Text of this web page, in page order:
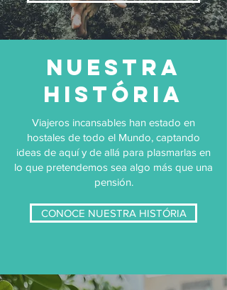
NUESTRA
HISTÓRIA
Viajeros incansables han estado en
hostales de todo el Mundo, captando
ideas de aquí y de allá para plasmarlas en
lo que pretendemos sea algo más que una
pensión.
CONOCE NUESTRA HISTÓRIA